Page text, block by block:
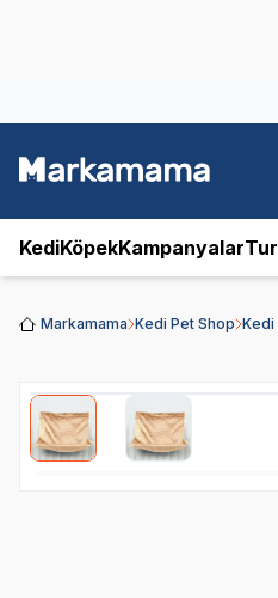
KediKöpekKampanyalar
Markamama Kedi Pet Shop Kedi